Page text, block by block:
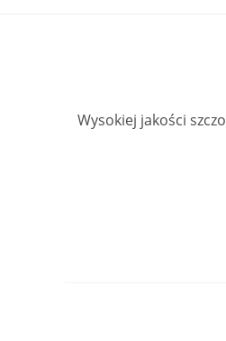
Wysokiej jakości